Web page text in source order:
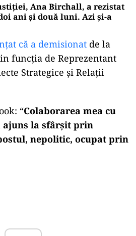
Ana Birchall, a rezistat
ani și două luni. Azi și-a
că a demisionat de la
funcția de Reprezentant
Strategice și Relații
“Colaborarea mea cu
ajuns la sfârșit prin
nepolitic, ocupat prin